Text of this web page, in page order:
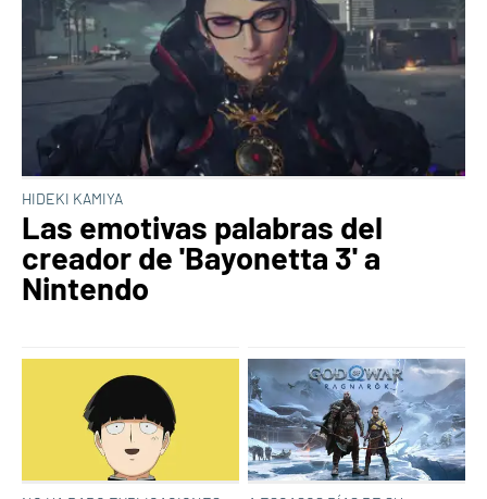
HIDEKI KAMIYA
Las emotivas palabras del
creador de 'Bayonetta 3' a
Nintendo